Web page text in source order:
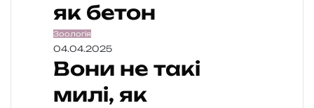
як бетон
Зоологія
04.04.2025
Вони не такі
милі, як